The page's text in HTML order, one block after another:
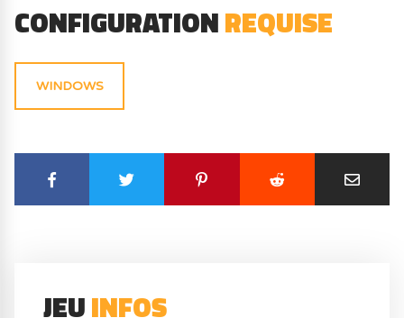
CONFIGURATIONREQUISE
WINDOWS
JEUINFOS